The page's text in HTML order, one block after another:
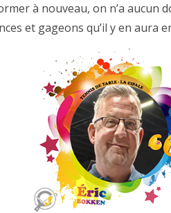
à nouveau, on n’a aucun
et gageons qu’il y en aura